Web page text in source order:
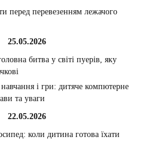
перед перевезенням лежачого
25.05.2026
битва у світі пуерів, яку
і гри: дитяче компютерне
та уваги
22.05.2026
коли дитина готова їхати